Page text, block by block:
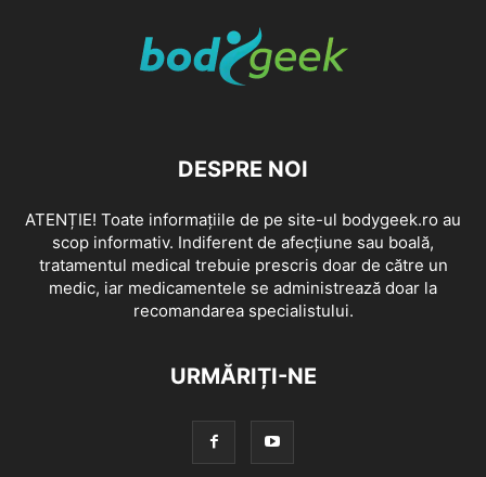
DESPRE NOI
ATENȚIE! Toate informațiile de pe site-ul bodygeek.ro au
scop informativ. Indiferent de afecțiune sau boală,
tratamentul medical trebuie prescris doar de către un
medic, iar medicamentele se administrează doar la
recomandarea specialistului.
URMĂRIȚI-NE